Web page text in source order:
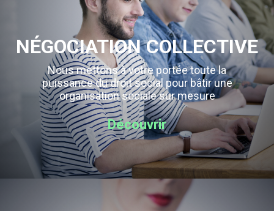
NÉGOCIATION COLLECTIVE
Nous mettons à votre portée toute la
puissance du droit social pour bâtir une
organisation sociale sur mesure
Découvrir